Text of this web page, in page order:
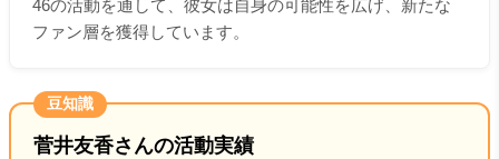
46の活動を通して、彼女は自身の可能性を広げ、新たな
ファン層を獲得しています。
豆知識
菅井友香さんの活動実績